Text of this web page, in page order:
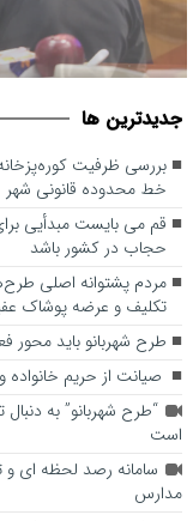
حجاب در کشور باشد
جديدترين ها
خط محدوده قانونی شهر
قم می بایست مبدأیی
حجاب در کشور باشد
مردم پشتوانه اصلی
تکلیف و عرضه پوشاک
طرح شهربانو باید محور
صیانت از حریم
“طرح شهربانو” به
است
سامانه رصد لحظه ای
مدارس